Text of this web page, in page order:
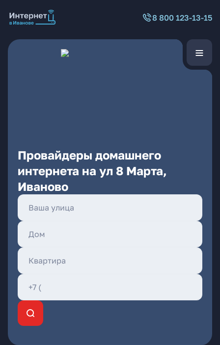
8 800 123-13-15
Провайдеры домашнего
интернета на ул 8 Марта,
Иваново